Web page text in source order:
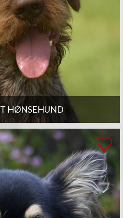
HØNSEHUND